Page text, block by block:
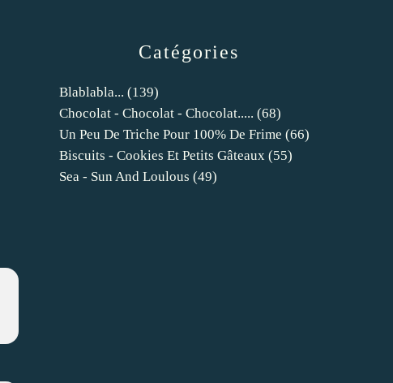
Catégories
Blablabla... (139)
Chocolat - Chocolat - Chocolat..... (68)
Un Peu De Triche Pour 100% De Frime (66)
Biscuits - Cookies Et Petits Gâteaux (55)
Sea - Sun And Loulous (49)